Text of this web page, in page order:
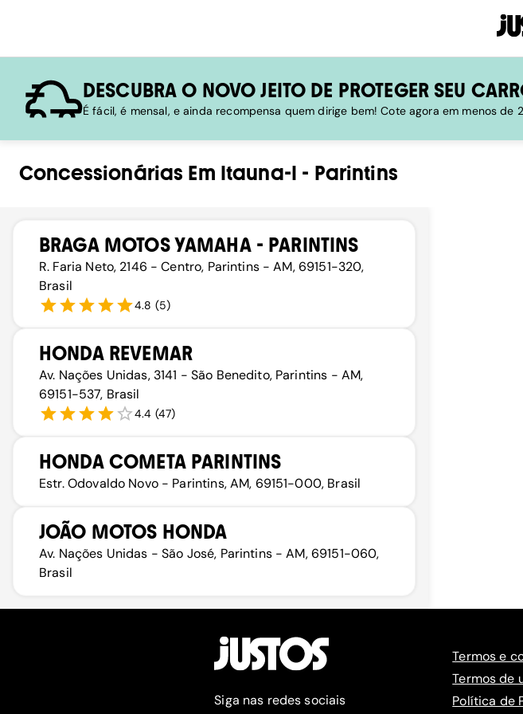
DESCUBRA O NOVO JEITO DE PROTEGER SEU
É fácil, é mensal, e ainda recompensa quem dirige bem! Cote agora em menos de
Concessionárias Em Itauna-I - Parintins
BRAGA MOTOS YAMAHA - PARINTINS
R. Faria Neto, 2146 - Centro, Parintins - AM, 69151-320,
Brasil
4.8 (5)
HONDA REVEMAR
Av. Nações Unidas, 3141 - São Benedito, Parintins - AM,
69151-537, Brasil
4.4 (47)
HONDA COMETA PARINTINS
Estr. Odovaldo Novo - Parintins, AM, 69151-000, Brasil
JOÃO MOTOS HONDA
Av. Nações Unidas - São José, Parintins - AM, 69151-060,
Brasil
Siga nas redes sociais
Termos e
Termos de
Política de